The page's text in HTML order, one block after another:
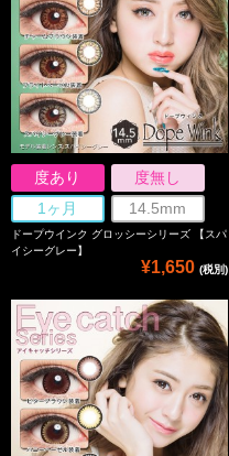
度あり
度無し
1ヶ月
14.5mm
ドープウインク グロッシーシリーズ 【スパ
イシーグレー】
¥1,650 (税別)